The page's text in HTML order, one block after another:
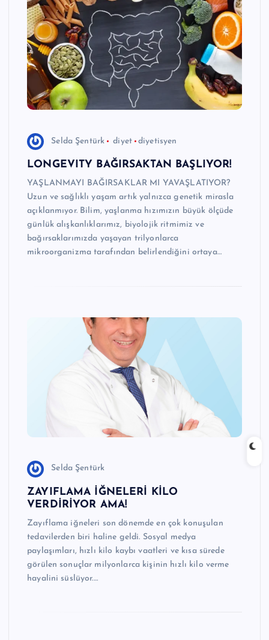
Selda Şentürk diyet diyetisyen
LONGEVITY BAĞIRSAKTAN BAŞLIYOR!
YAŞLANMAYI BAĞIRSAKLAR MI YAVAŞLATIYOR?
Uzun ve sağlıklı yaşam artık yalnızca genetik mirasla
açıklanmıyor. Bilim, yaşlanma hızımızın büyük ölçüde
günlük alışkanlıklarımız, biyolojik ritmimiz ve
bağırsaklarımızda yaşayan trilyonlarca
mikroorganizma tarafından belirlendiğini ortaya…
Selda Şentürk
ZAYIFLAMA İĞNELERİ KİLO
VERDİRİYOR AMA!
Zayıflama iğneleri son dönemde en çok konuşulan
tedavilerden biri haline geldi. Sosyal medya
paylaşımları, hızlı kilo kaybı vaatleri ve kısa sürede
görülen sonuçlar milyonlarca kişinin hızlı kilo verme
hayalini süslüyor.…